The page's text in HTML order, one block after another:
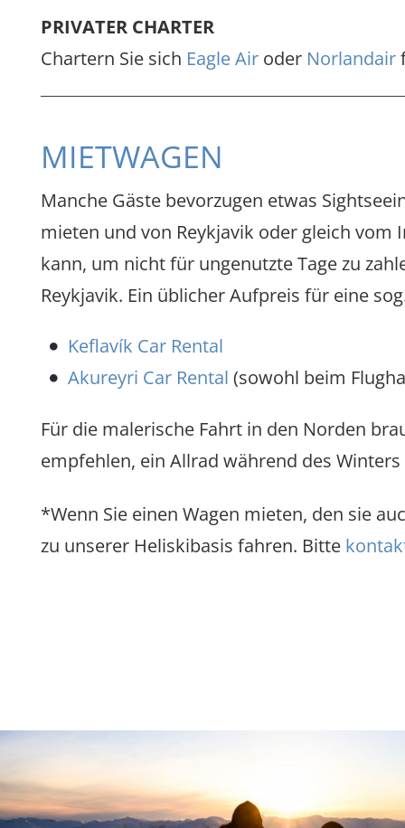
PRIVATER CHARTER
Chartern Sie sich Eagle Air oder Norlandair
MIETWAGEN
Manche Gäste bevorzugen etwas
mieten und von Reykjavik oder gleich vom
kann, um nicht für ungenutzte Tage zu
Reykjavik. Ein üblicher Aufpreis für eine
Keflavík Car Rental
Akureyri Car Rental (sowohl beim
Für die malerische Fahrt in den Norden
empfehlen, ein Allrad während des
*Wenn Sie einen Wagen mieten, den sie
zu unserer Heliskibasis fahren. Bitte